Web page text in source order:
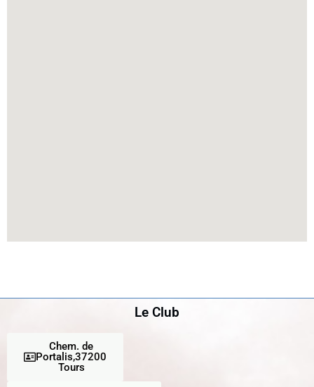
Le Club
Chem. de
Portalis,37200
Tours